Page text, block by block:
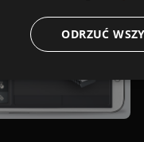
ODRZUĆ
Targetowanie